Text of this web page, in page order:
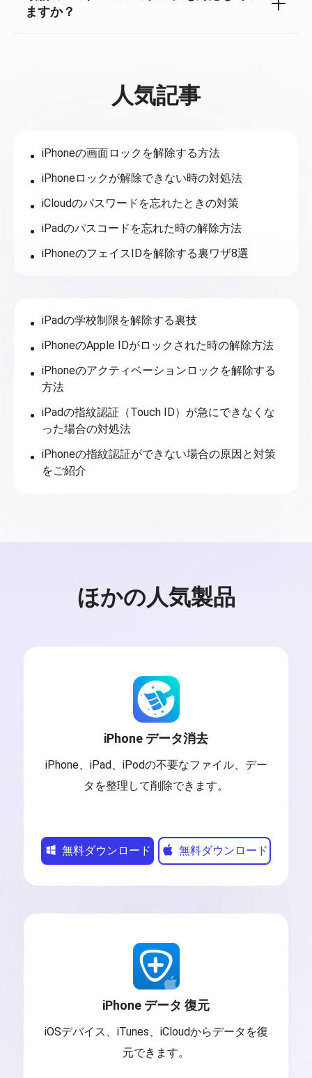
ますか？
人気記事
iPhoneの画面ロックを解除する方法
iPhoneロックが解除できない時の対処法
iCloudのパスワードを忘れたときの対策
iPadのパスコードを忘れた時の解除方法
iPhoneのフェイスIDを解除する裏ワザ8選
iPadの学校制限を解除する裏技
iPhoneのApple IDがロックされた時の解除方法
iPhoneのアクティベーションロックを解除する
方法
iPadの指紋認証（Touch ID）が急にできなくな
った場合の対処法
iPhoneの指紋認証ができない場合の原因と対策
をご紹介
ほかの人気製品
iPhone データ消去
iPhone、iPad、iPodの不要なファイル、デー
タを整理して削除できます。
無料ダウンロード 無料ダウンロード
iPhone データ 復元
iOSデバイス、iTunes、iCloudからデータを復
元できます。